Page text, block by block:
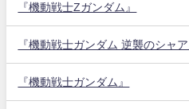
『機動戦士Zガンダム』
『機動戦士ガンダム 逆襲のシャア
『機動戦士ガンダム』